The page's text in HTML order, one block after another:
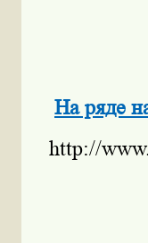
На ряде
http://